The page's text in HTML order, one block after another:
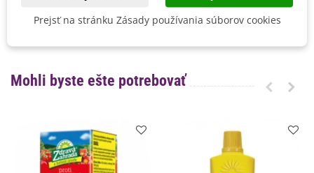
Mrazuvzdornosť
Mohli byste ešte potrebovať
Prejsť na stránku Zásady používania súborov cookies